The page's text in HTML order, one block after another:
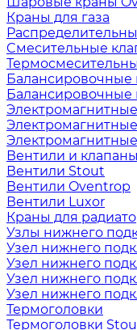
Краны для газа
Cмесительные
Балансировочные
Балансировочные
Вентили и
Вентили Stout
Вентили Oventrop
Вентили Luxor
Краны для
Узлы нижнего
Узел нижнего
Узел нижнего
Узел нижнего
Узел нижнего
Термоголовки
Термоголовки